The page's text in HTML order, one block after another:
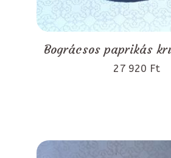
Bográcsos paprikás
27 920 Ft